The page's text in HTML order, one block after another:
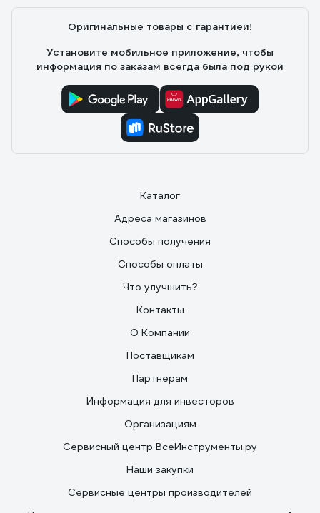
Оригинальные товары с гарантией!
Установите мобильное приложение, чтобы
информация по заказам всегда была под рукой
Каталог
Адреса магазинов
Способы получения
Способы оплаты
Что улучшить?
Контакты
О Компании
Поставщикам
Партнерам
Информация для инвесторов
Организациям
Сервисный центр ВсеИнструменты.ру
Наши закупки
Сервисные центры производителей